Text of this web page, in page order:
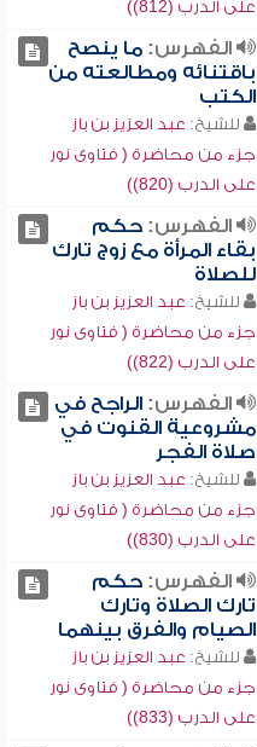
على الدرب (812))
الفهرس:ما ينصح
باقتنائه ومطالعته من
الكتب
للشيخ: عبد العزيز بن باز
جزء من محاضرة ( فتاوى نور
على الدرب (820))
الفهرس:حكم
بقاء المرأة مع زوج تارك
للصلاة
للشيخ: عبد العزيز بن باز
جزء من محاضرة ( فتاوى نور
على الدرب (822))
الفهرس:الراجح في
مشروعية القنوت في
صلاة الفجر
للشيخ: عبد العزيز بن باز
جزء من محاضرة ( فتاوى نور
على الدرب (830))
الفهرس:حكم
تارك الصلاة وتارك
الصيام والفرق بينهما
للشيخ: عبد العزيز بن باز
جزء من محاضرة ( فتاوى نور
على الدرب (833))